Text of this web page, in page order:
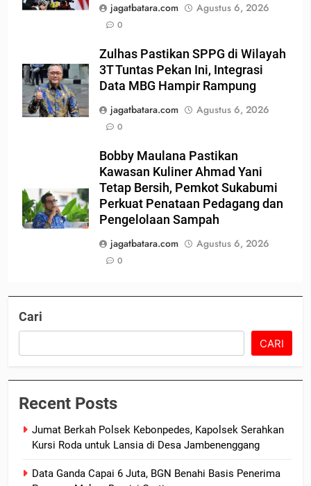
jagatbatara.com
Agustus 6, 2026
0
Zulhas Pastikan SPPG di Wilayah
3T Tuntas Pekan Ini, Integrasi
Data MBG Hampir Rampung
jagatbatara.com
Agustus 6, 2026
0
Bobby Maulana Pastikan
Kawasan Kuliner Ahmad Yani
Tetap Bersih, Pemkot Sukabumi
Perkuat Penataan Pedagang dan
Pengelolaan Sampah
jagatbatara.com
Agustus 6, 2026
0
Cari
CARI
Recent Posts
Jumat Berkah Polsek Kebonpedes, Kapolsek Serahkan
Kursi Roda untuk Lansia di Desa Jambenenggang
Data Ganda Capai 6 Juta, BGN Benahi Basis Penerima